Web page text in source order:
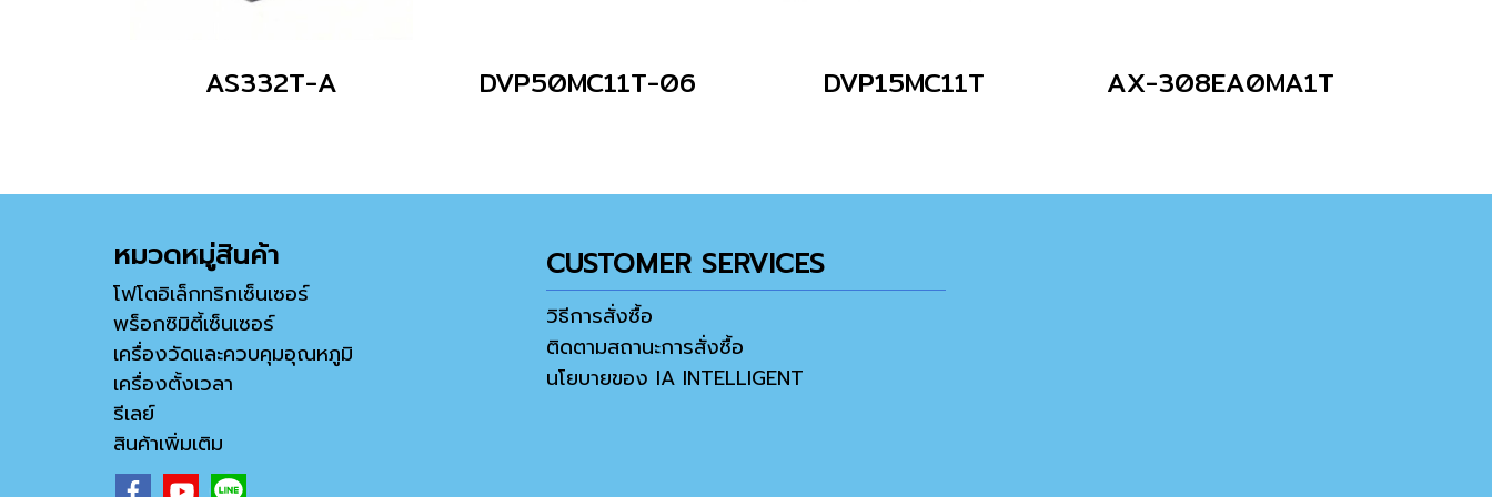
AS332T-A DVP50MC11T-06 DVP15MC11T AX-308EA0MA1T
หมวดหมู่สินค้า
โฟโตอิเล็กทริกเซ็นเซอร์
พร็อกซิมิตี้เซ็นเซอร์
เครื่องวัดและควบคุมอุณหภูมิ
เครื่องตั้งเวลา
รีเลย์
สินค้าเพิ่มเติม
CUSTOMER SERVICES
วิธีการสั่งซื้อ
ติดตามสถานะการสั่งซื้อ
นโยบายของ IA INTELLIGENT